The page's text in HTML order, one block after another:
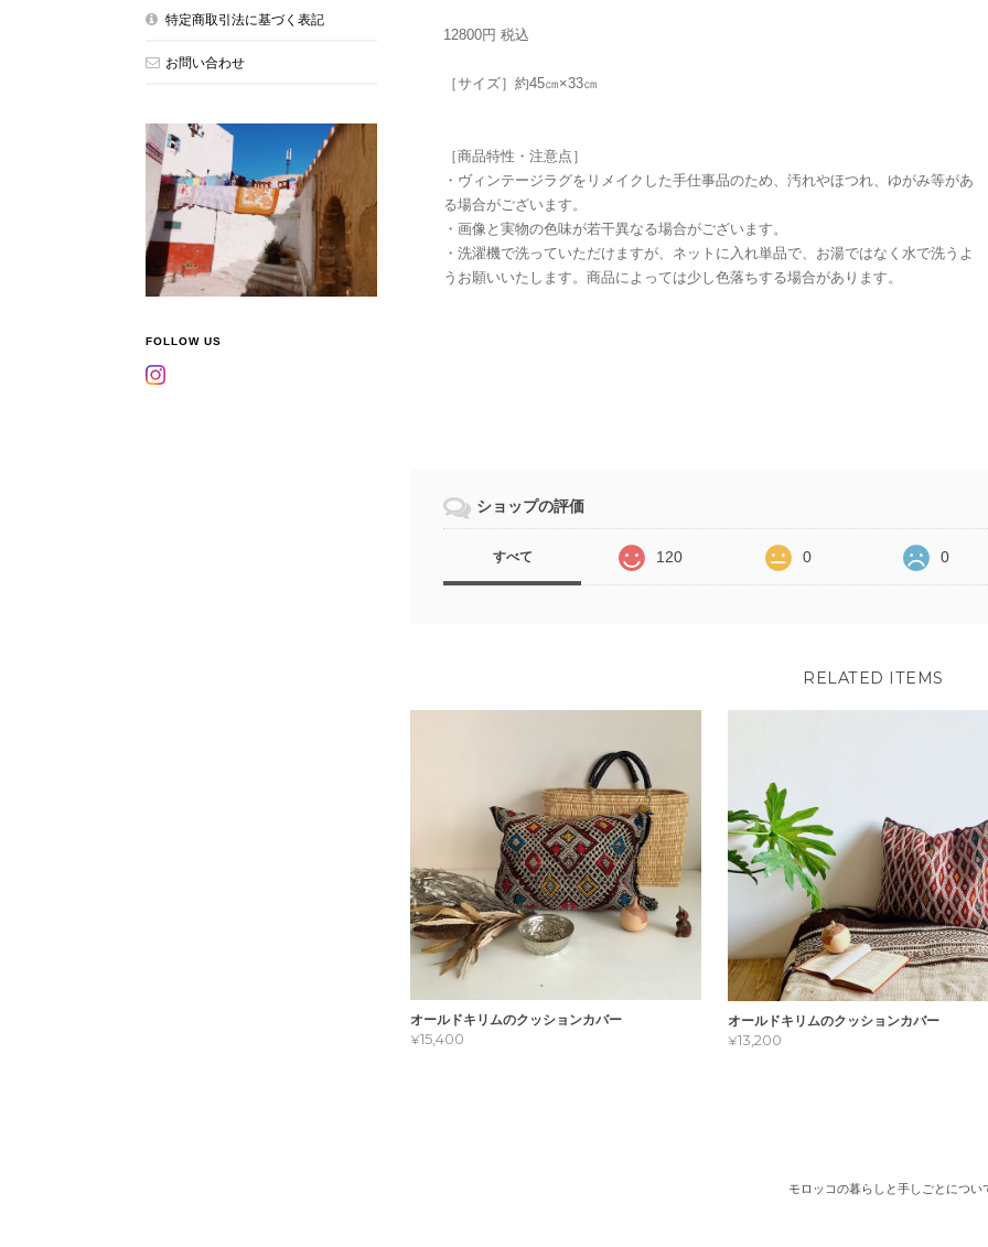
12800円 税込
［サイズ］約45㎝×33㎝
［商品特性・注意点］
・ヴィンテージラグをリメイクした手仕事品のため、汚れやほつれ、ゆがみ等があ
る場合がございます。
・画像と実物の色味が若干異なる場合がございます。
・洗濯機で洗っていただけますが、ネットに入れ単品で、お湯ではなく水で洗うよ
うお願いいたします。商品によっては少し色落ちする場合があります。
ショップの評価
すべて 120 0 0
RELATED ITEMS
オールドキリムのクッションカバー
¥15,400
オールドキリムのクッションカバー
¥13,200
特定商取引法に基づく表記
お問い合わせ
FOLLOW US
モロッコの暮らしと手しごとについ